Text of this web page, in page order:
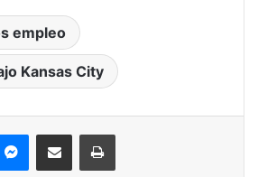
empleo
Kansas City
MessengerCompartir por correo electrónicoImprimir
la primaria de Missouri
en dos décadas, y
señales contradictorias para
rechaza eliminar el impuesto